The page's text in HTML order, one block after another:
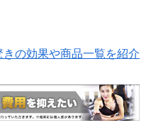
の効果や商品一覧を紹介